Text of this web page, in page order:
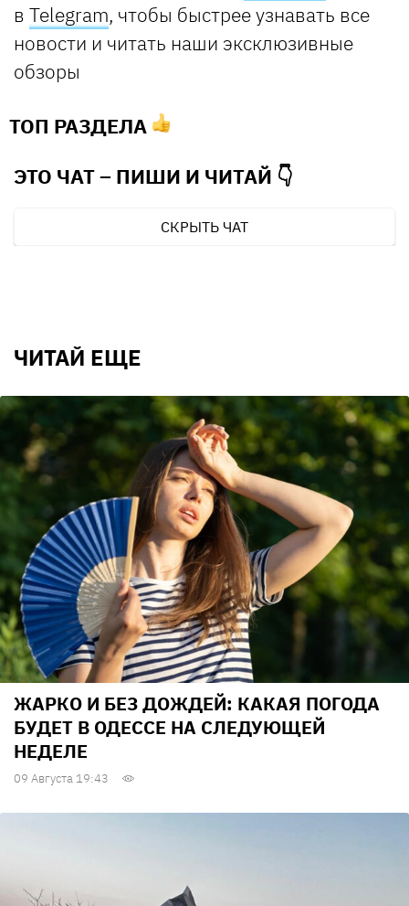
в Telegram, чтобы быстрее узнавать все
новости и читать наши эксклюзивные
обзоры
ТОП РАЗДЕЛА
ЭТО ЧАТ – ПИШИ И ЧИТАЙ 👇
СКРЫТЬ ЧАТ
ЧИТАЙ ЕЩЕ
ЖАРКО И БЕЗ ДОЖДЕЙ: КАКАЯ ПОГОДА
БУДЕТ В ОДЕССЕ НА СЛЕДУЮЩЕЙ
НЕДЕЛЕ
09 Августа 19:43